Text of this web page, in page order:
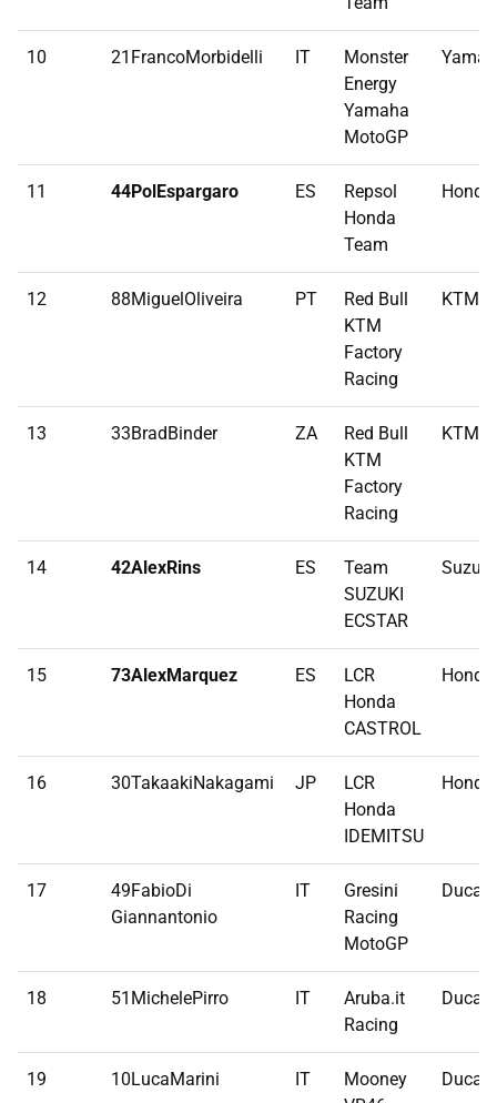
10 21FrancoMorbidelli IT
Monster
Energy
Yamaha
MotoGP
11 44PolEspargaro ES
Repsol
Honda
Team
Honda
12 88MiguelOliveira PT
Red Bull
KTM
Factory
Racing
KTM
13 33BradBinder ZA
Red Bull
KTM
Factory
Racing
KTM
14 42AlexRins ES
Team
SUZUKI
ECSTAR
Suzuki
15 73AlexMarquez ES
LCR
Honda
CASTROL
Honda
16 30TakaakiNakagami JP
LCR
Honda
IDEMITSU
Honda
17
49FabioDi
Giannantonio
IT
Gresini
Racing
MotoGP
Ducati
18 51MichelePirro IT
Aruba.it
Racing
Ducati
19 10LucaMarini IT
Mooney
Ducati